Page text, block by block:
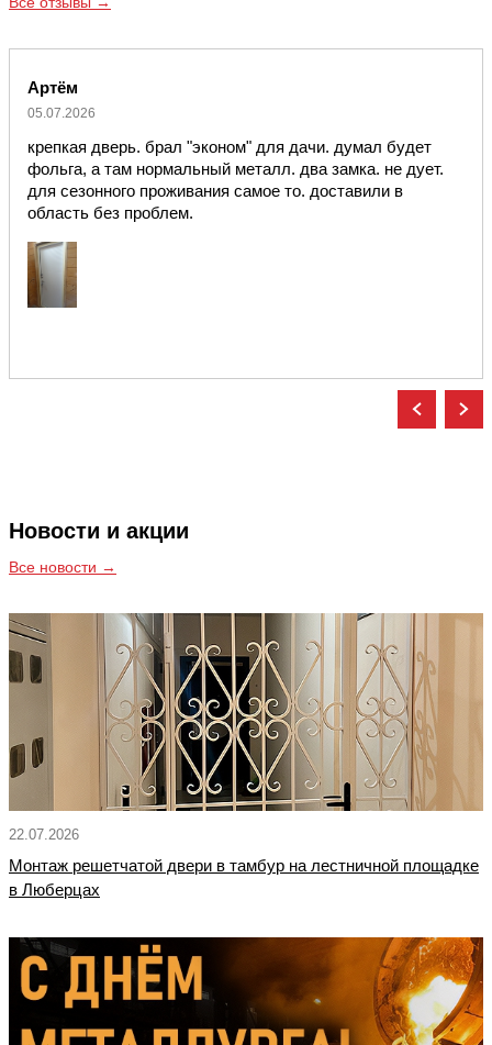
Артём
05.07.2026
крепкая дверь. брал "эконом" для дачи. думал будет
фольга, а там нормальный металл. два замка. не дует.
для сезонного проживания самое то. доставили в
область без проблем.
Новости и акции
Все новости →
22.07.2026
Монтаж решетчатой двери в тамбур на лестничной площадке
в Люберцах